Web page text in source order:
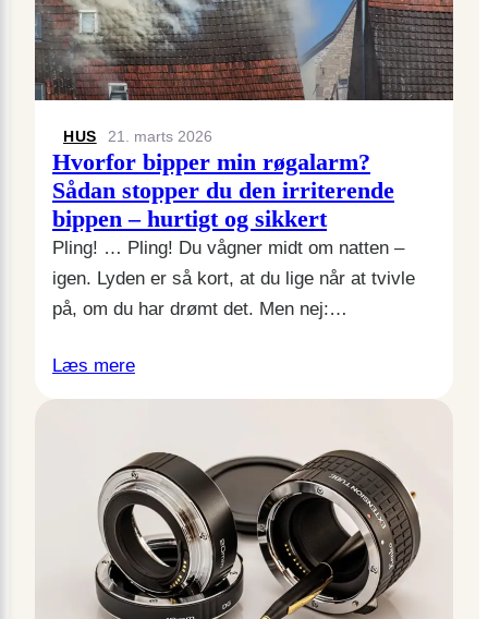
HUS 21. marts 2026
Hvorfor bipper min røgalarm?
Sådan stopper du den irriterende
bippen – hurtigt og sikkert
Pling! … Pling! Du vågner midt om natten –
igen. Lyden er så kort, at du lige når at tvivle
på, om du har drømt det. Men nej:…
Læs mere